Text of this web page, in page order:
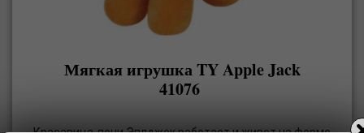
Мягкая игрушка TY Apple Jack
41076